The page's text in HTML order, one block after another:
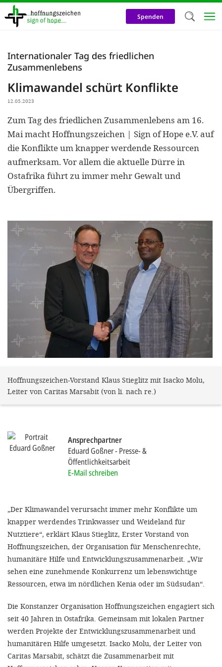
Direkt
zum
Inhalt
Spenden
Internationaler Tag des friedlichen
Zusammenlebens
Klimawandel schürt Konflikte
12.05.2023
Zum Tag des friedlichen Zusammenlebens am 16.
Mai macht Hoffnungszeichen | Sign of Hope e.V. auf
die Konflikte um knapper werdende Ressourcen
aufmerksam. Vor allem die aktuelle Dürre in
Ostafrika führt zu immer mehr Gewalt und
Übergriffen.
Hoffnungszeichen-Vorstand Klaus Stieglitz mit Isacko Molu,
Leiter von Caritas Marsabit (von li. nach re.)
Ansprechpartner
Eduard Goßner Presse- &
Öffentlichkeitsarbeit
E-Mail schreiben
„Der Klimawandel verursacht immer mehr Konflikte um
knapper werdendes Trinkwasser und Weideland für
Nutztiere“, erklärt Klaus Stieglitz, Erster Vorstand von
Hoffnungszeichen, der Organisation für Menschenrechte,
humanitäre Hilfe und Entwicklungszusammenarbeit. „Wir
sehen eine zunehmende Konkurrenz um lebenswichtige
Ressourcen, etwa im nördlichen Kenia oder im Südsudan“.
Die Konstanzer Organisation Hoffnungszeichen engagiert sich
seit 40 Jahren in Ostafrika. Gemeinsam mit lokalen Partner
werden Projekte der Entwicklungszusammenarbeit und
humanitären Hilfe umgesetzt. Isacko Molu, der Leiter von
Caritas Marsabit, schätzt die Zusammenarbeit mit
auf
nutzen
Cookies zu
unsere
gewinnen.
den
ALLEN